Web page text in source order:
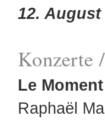
12. August
Konzerte
Le
Raphaël